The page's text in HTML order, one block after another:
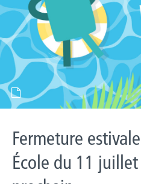
Fermeture
École du 11